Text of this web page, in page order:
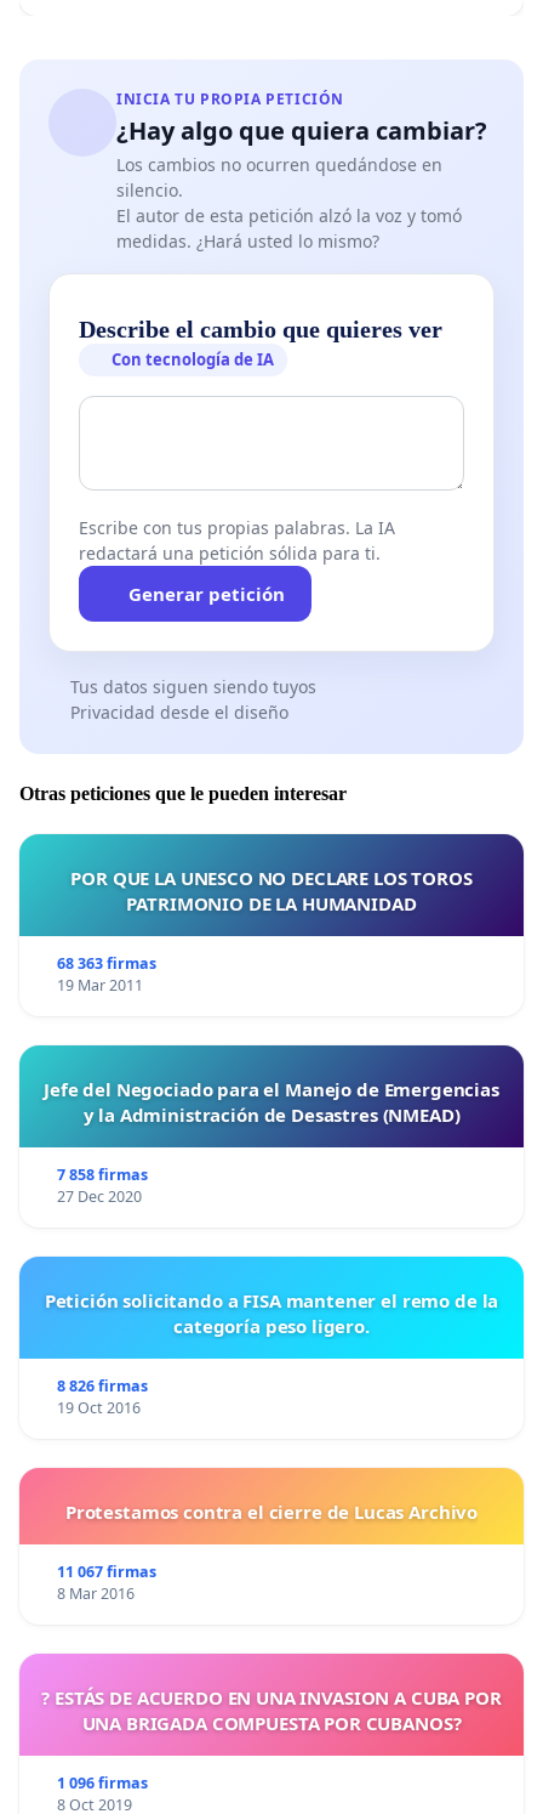
INICIA TU PROPIA PETICIÓN
¿Hay algo que quiera cambiar?
Los cambios no ocurren quedándose en
silencio.
El autor de esta petición alzó la voz y tomó
medidas. ¿Hará usted lo mismo?
Describe el cambio que quieres ver
Con tecnología de IA
Escribe con tus propias palabras. La IA
redactará una petición sólida para ti.
Generar petición
Tus datos siguen siendo tuyos
Privacidad desde el diseño
Otras peticiones que le pueden interesar
POR QUE LA UNESCO NO DECLARE LOS TOROS
PATRIMONIO DE LA HUMANIDAD
68 363 firmas
19 Mar 2011
Jefe del Negociado para el Manejo de Emergencias
y la Administración de Desastres (NMEAD)
7 858 firmas
27 Dec 2020
Petición solicitando a FISA mantener el remo de la
categoría peso ligero.
8 826 firmas
19 Oct 2016
Protestamos contra el cierre de Lucas Archivo
11 067 firmas
8 Mar 2016
? ESTÁS DE ACUERDO EN UNA INVASION A CUBA POR
UNA BRIGADA COMPUESTA POR CUBANOS?
1 096 firmas
8 Oct 2019